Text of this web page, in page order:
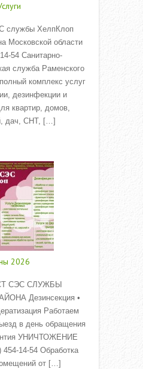
службы ХелпКлоп
Московской области
54 Санитарно-
служба Раменского
комплекс услуг
дезинфекции и
квартир, домов,
дач, СНТ, […]
2026
СЭС СЛУЖБЫ
Дезинсекция •
Работаем
в день обращения
УНИЧТОЖЕНИЕ
14-54 Обработка
от […]